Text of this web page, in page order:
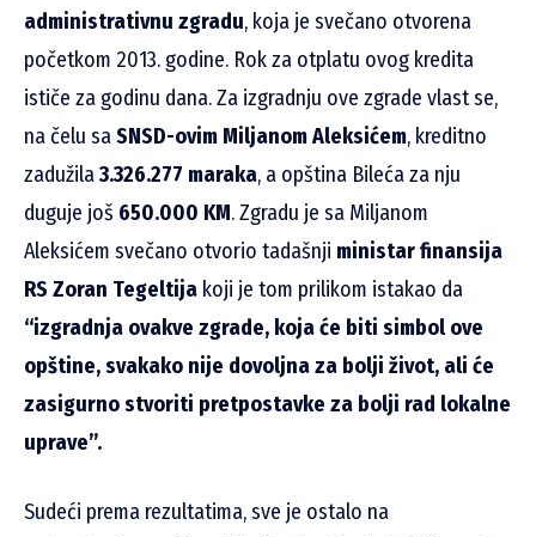
administrativnu zgradu, koja je svečano otvorena
početkom 2013. godine. Rok za otplatu ovog kredita
ističe za godinu dana. Za izgradnju ove zgrade vlast se,
na čelu saSNSD-ovim Miljanom Aleksićem, kreditno
zadužila3.326.277 maraka, a opština Bileća za nju
duguje još 650.000 KM. Zgradu je sa Miljanom
Aleksićem svečano otvorio tadašnji ministar finansija
RS Zoran Tegeltija koji je tom prilikom istakao da
“izgradnja ovakve zgrade, koja će biti simbol ove
opštine, svakako nije dovoljna za bolji život, ali će
zasigurno stvoriti pretpostavke za bolji rad lokalne
uprave”.
Sudeći prema rezultatima, sve je ostalo na